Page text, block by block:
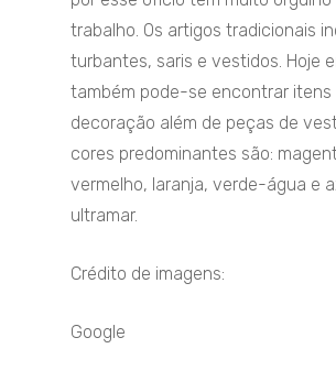
trabalho. Os artigos tradicionais
turbantes, saris e vestidos. Hoje
também pode-se encontrar itens
decoração além de peças de
cores predominantes são:
vermelho, laranja, verde-água e
ultramar.
Crédito de imagens:
Google